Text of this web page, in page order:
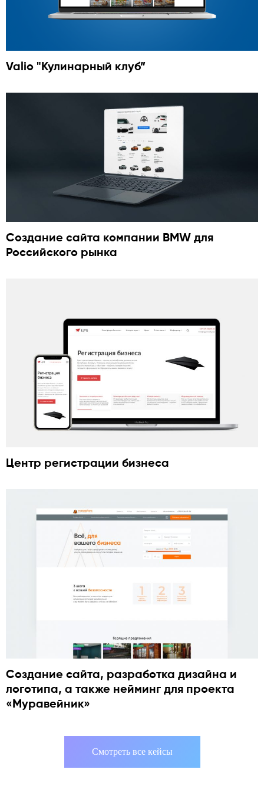
Valio "Кулинарный клуб”
Cоздание сайта компании BMW для
Российского рынка
Центр регистрации бизнеса
Создание сайта, разработка дизайна и
логотипа, а также нейминг для проекта
«Муравейник»
Смотреть все кейсы